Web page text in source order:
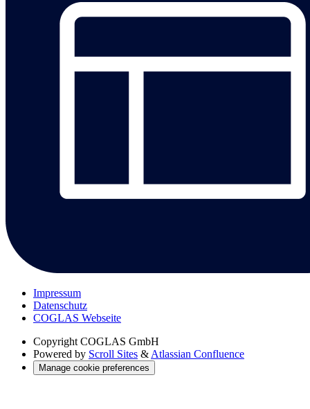
Impressum
Datenschutz
COGLAS Webseite
Copyright COGLAS GmbH
Powered by Scroll Sites & Atlassian Confluence
Manage cookie preferences